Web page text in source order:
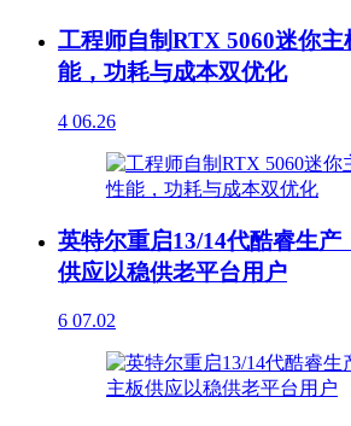
工程师自制RTX 5060迷你
能，功耗与成本双优化
4 06.26
英特尔重启13/14代酷睿生产
供应以稳供老平台用户
6 07.02